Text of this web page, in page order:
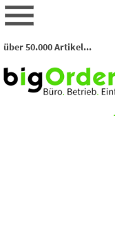
über 50.000 Artikel...